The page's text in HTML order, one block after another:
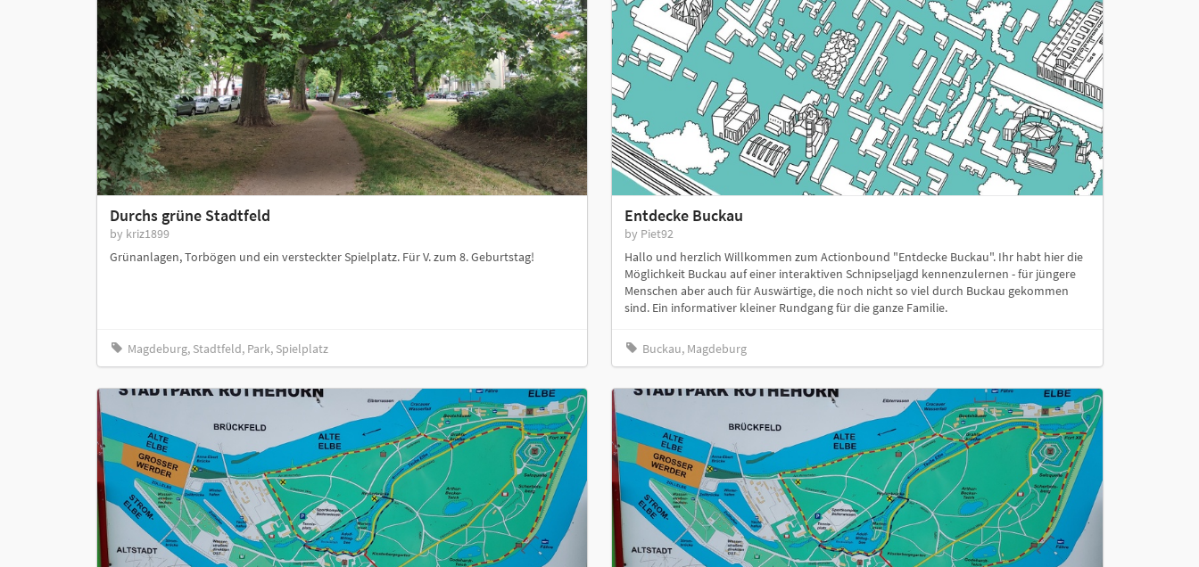
Durchs grüne Stadtfeld
by kriz1899
Grünanlagen, Torbögen und ein versteckter Spielplatz. Für V. zum 8. Geburtstag!
Magdeburg, Stadtfeld, Park, Spielplatz
Entdecke Buckau
by Piet92
Hallo und herzlich Willkommen zum Actionbound "Entdecke Buckau". Ihr habt hier die
Möglichkeit Buckau auf einer interaktiven Schnipseljagd kennenzulernen - für jüngere
Menschen aber auch für Auswärtige, die noch nicht so viel durch Buckau gekommen
sind. Ein informativer kleiner Rundgang für die ganze Familie.
Buckau, Magdeburg